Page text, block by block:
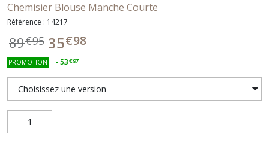
Chemisier Blouse Manche Courte
Référence : 14217
89€95 35€98
PROMOTION - 53€97